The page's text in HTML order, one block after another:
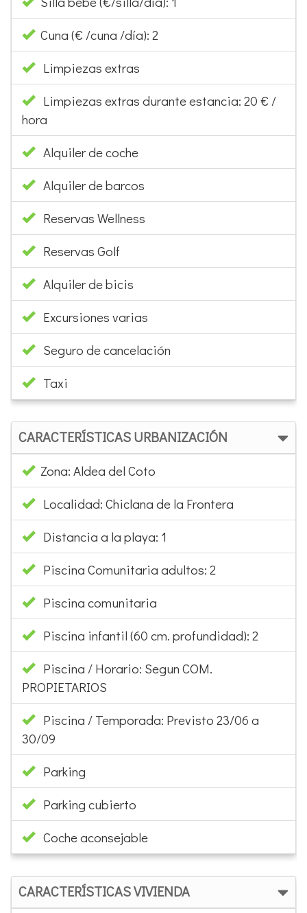
Cuna (€ /cuna /día): 2
Limpiezas extras
Limpiezas extras durante estancia: 20 € /
hora
Alquiler de coche
Alquiler de barcos
Reservas Wellness
Reservas Golf
Alquiler de bicis
Excursiones varias
Seguro de cancelación
Taxi
CARACTERÍSTICAS URBANIZACIÓN
Zona: Aldea del Coto
Localidad: Chiclana de la Frontera
Distancia a la playa: 1
Piscina Comunitaria adultos: 2
Piscina comunitaria
Piscina infantil (60 cm. profundidad): 2
Piscina / Horario: Segun COM.
PROPIETARIOS
Piscina / Temporada: Previsto 23/06 a
30/09
Parking
Parking cubierto
Coche aconsejable
CARACTERÍSTICAS VIVIENDA